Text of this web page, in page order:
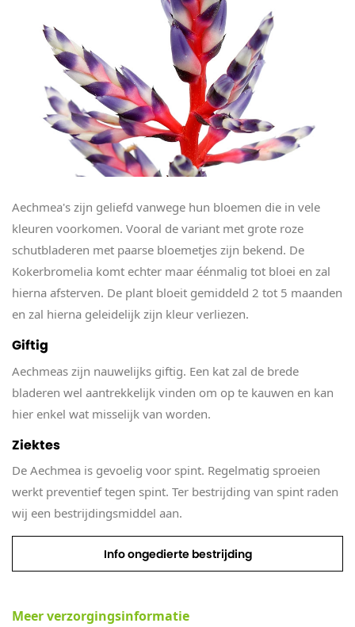
Aechmea's zijn geliefd vanwege hun bloemen die in vele
kleuren voorkomen. Vooral de variant met grote roze
schutbladeren met paarse bloemetjes zijn bekend. De
Kokerbromelia komt echter maar éénmalig tot bloei en zal
hierna afsterven. De plant bloeit gemiddeld 2 tot 5 maanden
en zal hierna geleidelijk zijn kleur verliezen.
Giftig
Aechmeas zijn nauwelijks giftig. Een kat zal de brede
bladeren wel aantrekkelijk vinden om op te kauwen en kan
hier enkel wat misselijk van worden.
Ziektes
De Aechmea is gevoelig voor spint. Regelmatig sproeien
werkt preventief tegen spint. Ter bestrijding van spint raden
wij een bestrijdingsmiddel aan.
Info ongedierte bestrijding
Meer verzorgingsinformatie